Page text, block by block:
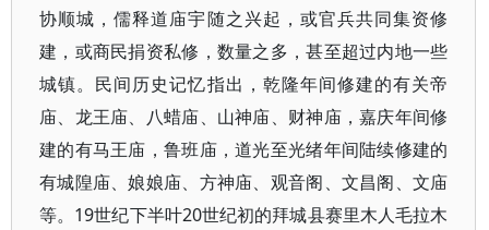
协顺城，儒释道庙宇随之兴起，或官兵共同集资修
建，或商民捐资私修，数量之多，甚至超过内地一些
城镇。民间历史记忆指出，乾隆年间修建的有关帝
庙、龙王庙、八蜡庙、山神庙、财神庙，嘉庆年间修
建的有马王庙，鲁班庙，道光至光绪年间陆续修建的
有城隍庙、娘娘庙、方神庙、观音阁、文昌阁、文庙
等。19世纪下半叶20世纪初的拜城县赛里木人毛拉木